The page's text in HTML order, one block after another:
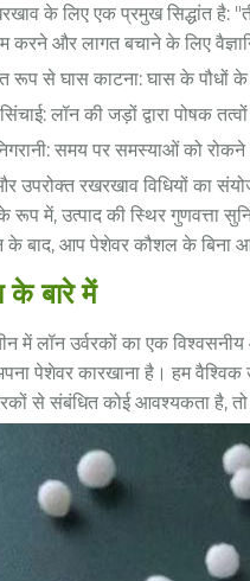
के लिए एक प्रमुख सिद्धांत है:
करने और लागत बचाने के लिए
रूप से घास काटना: घास के पौधों
लॉन की जड़ों द्वारा पोषक
समय पर समस्याओं को
उपरोक्त रखरखाव विधियों का
के रूप में, उत्पाद की स्थिर
बाद, आप पेशेवर कौशल के बिना
के बारे में
में लॉन उर्वरकों का एक
पेशेवर कारखाना है। हम वैश्विक
से संबंधित कोई आवश्यकता है,